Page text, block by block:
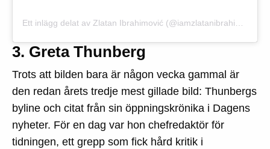
Ett inlägg delat av Zlatan Ibrahimović (@iamzlatanibrahimovic)
3. Greta Thunberg
Trots att bilden bara är någon vecka gammal är
den redan årets tredje mest gillade bild: Thunbergs
byline och citat från sin öppningskrönika i Dagens
nyheter. För en dag var hon chefredaktör för
tidningen, ett grepp som fick hård kritik i